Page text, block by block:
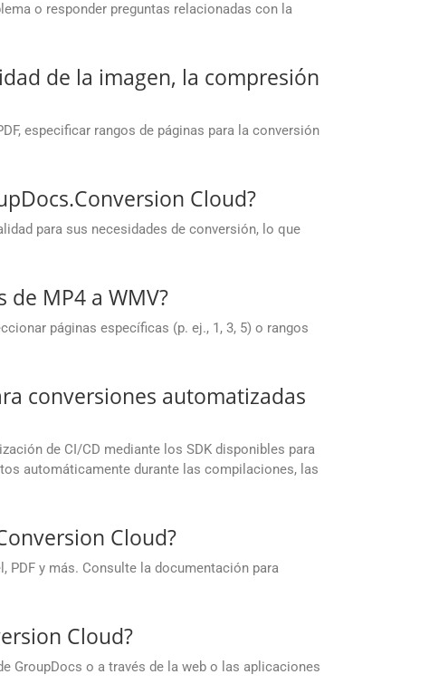
o responder preguntas relacionadas con la
de la imagen, la compresión
especificar rangos de páginas para la conversión
Cloud?
para sus necesidades de conversión, lo que
MP4 a WMV?
páginas específicas (p. ej., 1, 3, 5) o rangos
conversiones automatizadas
de CI/CD mediante los SDK disponibles para
automáticamente durante las compilaciones, las
Cloud?
PDF y más. Consulte la documentación para
Cloud?
GroupDocs o a través de la web o las aplicaciones